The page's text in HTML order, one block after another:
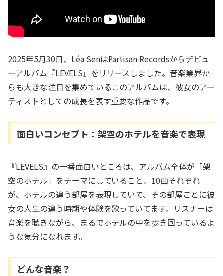
2025年5月30日、Léa SenはPartisan Recordsからデビュ
ーアルバム『LEVELS』をリリースしました。音楽業界か
らも大きな注目を集めているこのアルバムは、彼女のアー
ティストとしての成長を表す重要な作品です。
面白いコンセプト：架空のホテルを音楽で表現
『LEVELS』の一番面白いところは、アルバム全体が「架
空のホテル」をテーマにしていること。10曲それぞれ
が、ホテルの違う部屋を表現していて、その部屋ごとに彼
女の人生の違う時期や体験を歌っていてます。リスナーは
音楽を聴きながら、まるでホテルの中を歩き回っているよ
うな気分になれます。
どんな音楽？